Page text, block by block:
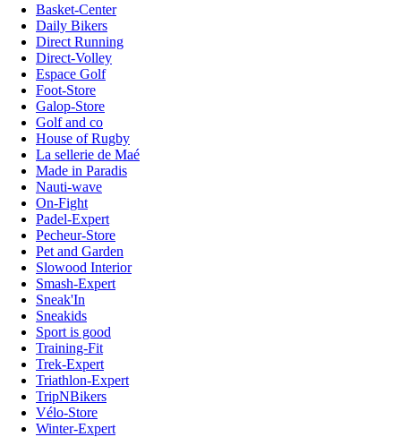
Basket-Center
Daily Bikers
Direct Running
Direct-Volley
Espace Golf
Foot-Store
Galop-Store
Golf and co
House of Rugby
La sellerie de Maé
Made in Paradis
Nauti-wave
On-Fight
Padel-Expert
Pecheur-Store
Pet and Garden
Slowood Interior
Smash-Expert
Sneak'In
Sneakids
Sport is good
Training-Fit
Trek-Expert
Triathlon-Expert
TripNBikers
Vélo-Store
Winter-Expert